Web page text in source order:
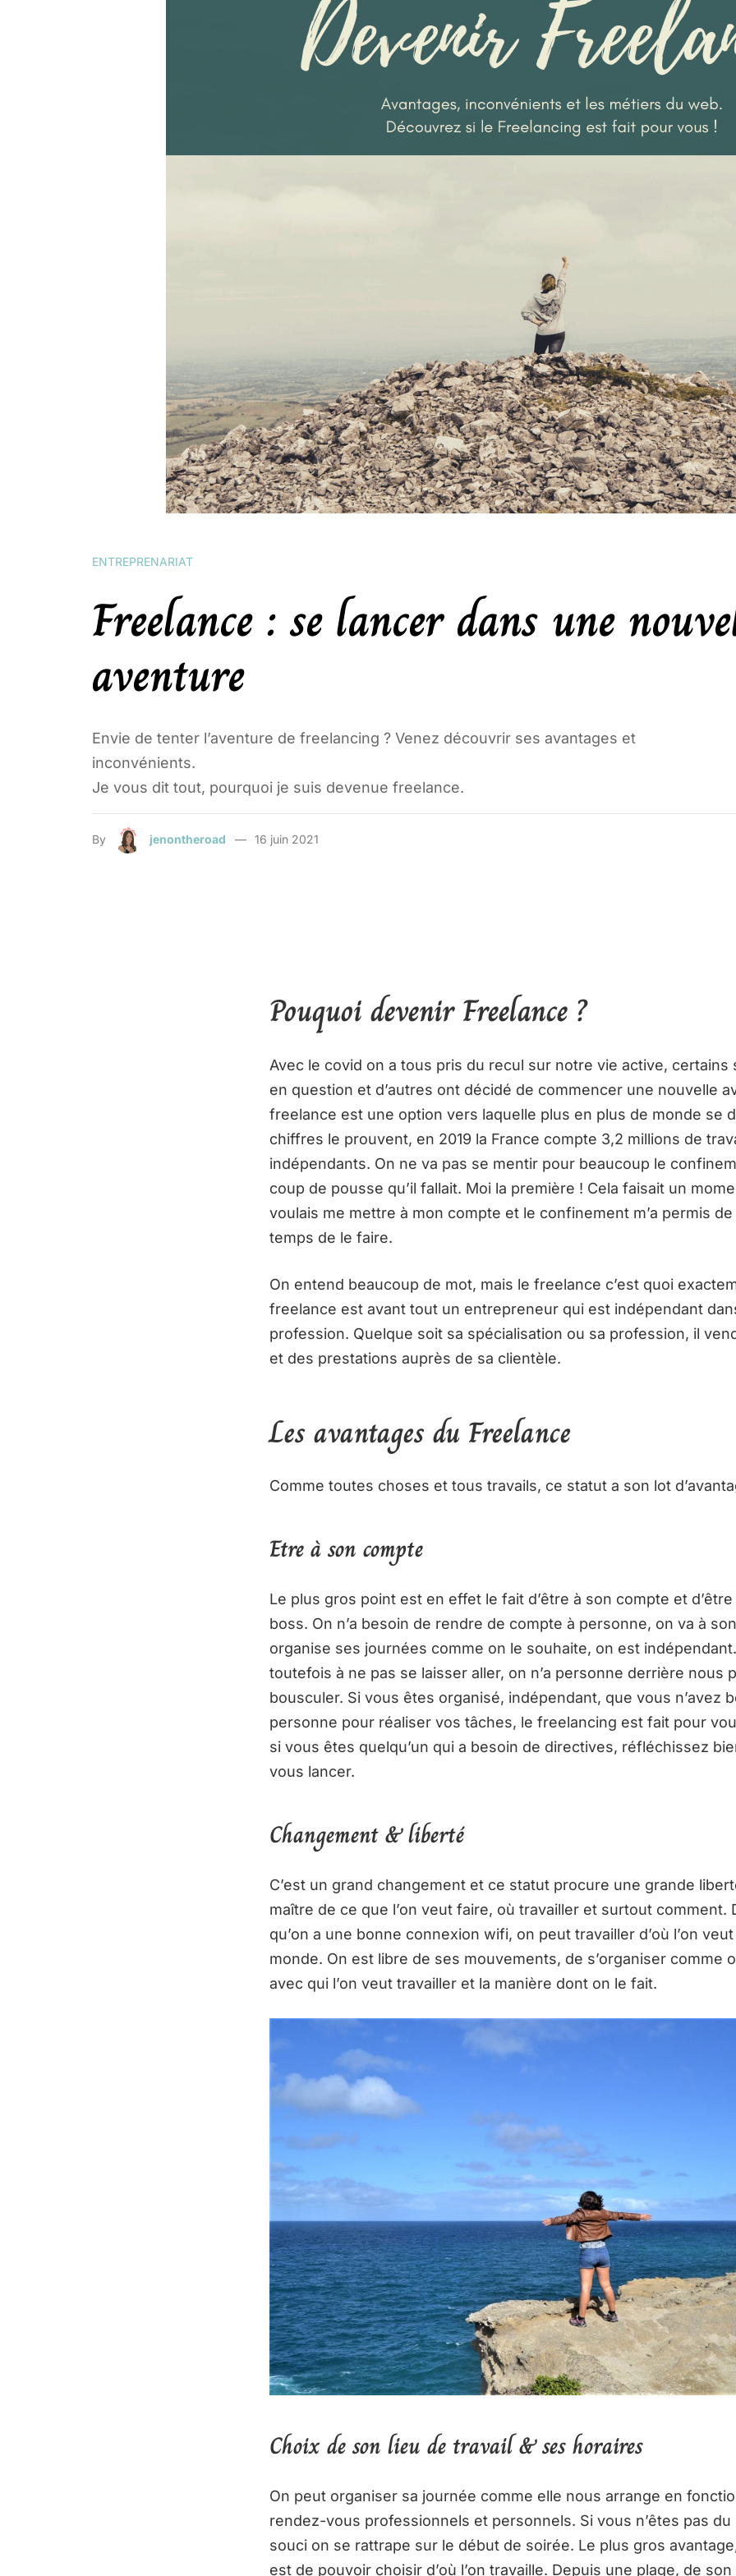
ENTREPRENARIAT
Freelance : se lancer dans une
aventure
Envie de tenter l’aventure de freelancing ? Venez découvrir ses avantages et
inconvénients.
Je vous dit tout, pourquoi je suis devenue freelance.
By jenontheroad 16 juin 2021
Pouquoi devenir Freelance ?
Avec le covid on a tous pris du recul sur notre vie active, certains
en question et d’autres ont décidé de commencer une nouvelle
freelance est une option vers laquelle plus en plus de monde se
chiffres le prouvent, en 2019 la France compte 3,2 millions de
indépendants. On ne va pas se mentir pour beaucoup le
coup de pousse qu’il fallait. Moi la première ! Cela faisait un
voulais me mettre à mon compte et le confinement m’a permis
temps de le faire.
On entend beaucoup de mot, mais le freelance c’est quoi
freelance est avant tout un entrepreneur qui est indépendant
profession. Quelque soit sa spécialisation ou sa profession, il
et des prestations auprès de sa clientèle.
Les avantages du Freelance
Comme toutes choses et tous travails, ce statut a son lot
Etre à son compte
Le plus gros point est en effet le fait d’être à son compte et
boss. On n’a besoin de rendre de compte à personne, on va à
organise ses journées comme on le souhaite, on est
toutefois à ne pas se laisser aller, on n’a personne derrière nous
bousculer. Si vous êtes organisé, indépendant, que vous n’avez
personne pour réaliser vos tâches, le freelancing est fait pour
si vous êtes quelqu’un qui a besoin de directives, réfléchissez
vous lancer.
Changement & liberté
C’est un grand changement et ce statut procure une grande
maître de ce que l’on veut faire, où travailler et surtout comment.
qu’on a une bonne connexion wifi, on peut travailler d’où l’on
monde. On est libre de ses mouvements, de s’organiser comme
avec qui l’on veut travailler et la manière dont on le fait.
Choix de son lieu de travail & ses horaires
On peut organiser sa journée comme elle nous arrange en
rendez-vous professionnels et personnels. Si vous n’êtes pas du
souci on se rattrape sur le début de soirée. Le plus gros
est de pouvoir choisir d’où l’on travaille. Depuis une plage, de